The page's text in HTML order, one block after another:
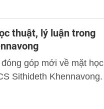
thuật, lý luận trong
góp mới về mặt học
Sithideth Khennavong.